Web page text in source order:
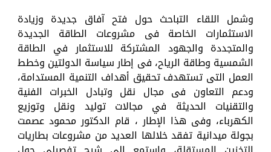
وشمل اللقاء التباحث حول فتح آفاق جديدة وزيادة
الاستثمارات الخاصة فى مشروعات الطاقة الجديدة
والمتجددة والجهود المشتركة للاستثمار في الطاقة
الشمسية وطاقة الرياح، فى إطار سياسة الدولتين وخطط
العمل التى تستهدف تحقيق أهداف التنمية المستدامة،
ودعم التعاون فى مجال نقل وتبادل الخبرات الفنية
والتقنيات الحديثة في مجالات توليد ونقل وتوزيع
الكهرباء، وفى هذا الإطار ، قام الدكتور محمود عصمت
بجولة ميدانية تفقد خلالها العديد من مشروعات بطاريات